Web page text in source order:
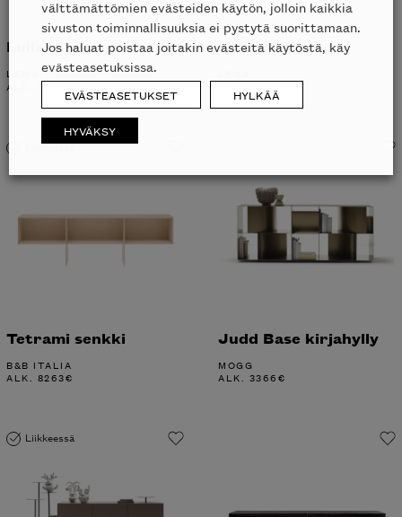
Lullaby yöpöytä
LEMA
ALK. 2145€
Lullaby lipasto
ALK.5306€
Liikkeessä
Tetrami senkki
B&B ITALIA
ALK. 8263€
Judd Base kirjahylly
MOGG
ALK. 3366€
Liikkeessä
välttämättömien evästeiden käytön, jolloin kaikkia
sivuston toiminnallisuuksia ei pystytä suorittamaan.
Jos haluat poistaa joitakin evästeitä käytöstä, käy
evästeasetuksissa.
EVÄSTEASETUKSET HYLKÄÄ
HYVÄKSY